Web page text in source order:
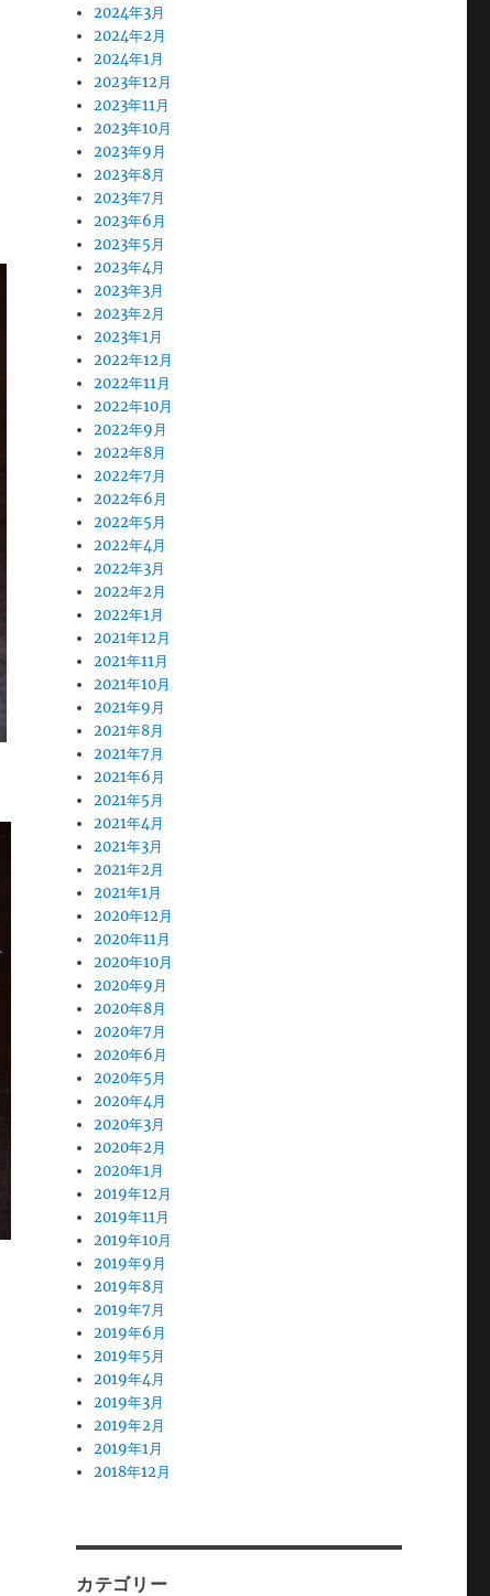
2024年3月
2024年2月
2024年1月
2023年12月
2023年11月
2023年10月
2023年9月
2023年8月
2023年7月
2023年6月
2023年5月
2023年4月
2023年3月
2023年2月
2023年1月
2022年12月
2022年11月
2022年10月
2022年9月
2022年8月
2022年7月
2022年6月
2022年5月
2022年4月
2022年3月
2022年2月
2022年1月
2021年12月
2021年11月
2021年10月
2021年9月
2021年8月
2021年7月
2021年6月
2021年5月
2021年4月
2021年3月
2021年2月
2021年1月
2020年12月
2020年11月
2020年10月
2020年9月
2020年8月
2020年7月
2020年6月
2020年5月
2020年4月
2020年3月
2020年2月
2020年1月
2019年12月
2019年11月
2019年10月
2019年9月
2019年8月
2019年7月
2019年6月
2019年5月
2019年4月
2019年3月
2019年2月
2019年1月
2018年12月
カテゴリー